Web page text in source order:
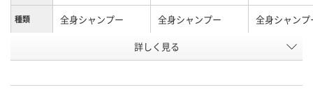
種類 全身シャンプー 全身シャンプー 全身シャンプ
詰め替え 詰め替え
EP85721 EP85687 EP85696
詳しく見る